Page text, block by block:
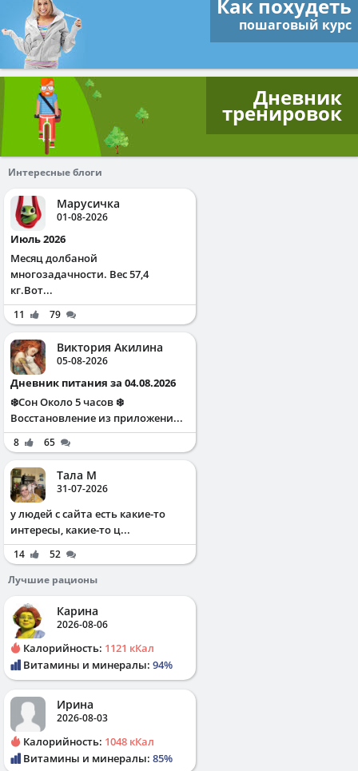
Как похудеть
пошаговый курс
Дневник
тренировок
Интересные блоги
Марусичка
01-08-2026
Июль 2026
Месяц долбаной
многозадачности. Вес 57,4
кг.Вот...
11 79
Виктория Акилина
05-08-2026
Дневник питания за 04.08.2026
❄️Сон Около 5 часов ❄️
Восстановление из приложени...
8 65
Тала М
31-07-2026
у людей с сайта есть какие-то
интересы, какие-то ц...
14
52
Лучшие рационы
Карина
2026-08-06
Калорийность: 1121 кКал
Витамины и минералы: 94%
Ирина
2026-08-03
Калорийность: 1048 кКал
Витамины и минералы: 85%